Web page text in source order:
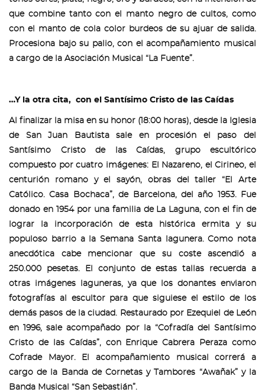
que combine tanto con el manto negro de cultos, como
con el manto de cola color burdeos de su ajuar de salida.
Procesiona bajo su palio, con el acompañamiento musical
a cargo de la Asociación Musical “La Fuente”.
…Y la otra cita, con el Santísimo Cristo de las Caídas
Al finalizar la misa en su honor (18:00 horas), desde la Iglesia
de San Juan Bautista sale en procesión el paso del
Santísimo Cristo de las Caídas, grupo escultórico
compuesto por cuatro imágenes: El Nazareno, el Cirineo, el
centurión romano y el sayón, obras del taller “El Arte
Católico. Casa Bochaca”, de Barcelona, del año 1953. Fue
donado en 1954 por una familia de La Laguna, con el fin de
lograr la incorporación de esta histórica ermita y su
populoso barrio a la Semana Santa lagunera. Como nota
anecdótica cabe mencionar que su coste ascendió a
250.000 pesetas. El conjunto de estas tallas recuerda a
otras imágenes laguneras, ya que los donantes enviaron
fotografías al escultor para que siguiese el estilo de los
demás pasos de la ciudad. Restaurado por Ezequiel de León
en 1996, sale acompañado por la “Cofradía del Santísimo
Cristo de las Caídas”, con Enrique Cabrera Peraza como
Cofrade Mayor. El acompañamiento musical correrá a
cargo de la Banda de Cornetas y Tambores “Awañak” y la
Banda Musical “San Sebastián”.